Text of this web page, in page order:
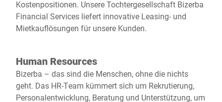
Kostenpositionen. Unsere Tochtergesellschaft Bizerba
Financial Services liefert innovative Leasing- und
Mietkauflösungen für unsere Kunden.
Human Resources
Bizerba – das sind die Menschen, ohne die nichts
geht. Das HR-Team kümmert sich um Rekrutierung,
Personalentwicklung, Beratung und Unterstützung, um